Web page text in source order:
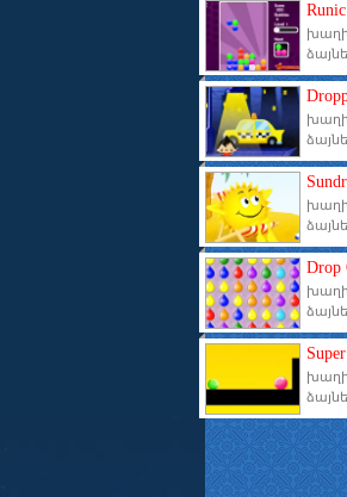
խաղի
խաղի
խաղի
Drop
խաղի
խաղի